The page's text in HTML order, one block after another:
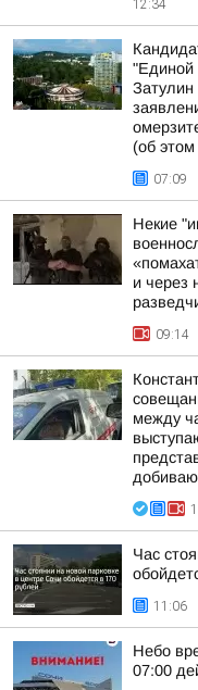
12:34
"Единой
(об
07:09
Некие
и через
09:14
между
Час
11:06
Небо
07:00